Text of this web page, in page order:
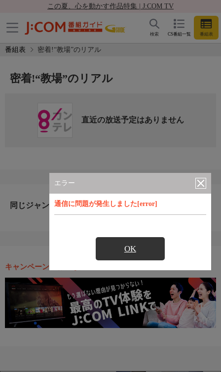
この夏、心を動かす作品特集 | J:COM TV
CS番組一覧 番組表
検索
番組表 密着!“教場”のリアル
エラー
通信に問題が発生しました[error]
OK
密着!“教場”のリアル
直近の放送予定はありません
同じジャンルのおすすめ番組
キャンペーン・お得な情報